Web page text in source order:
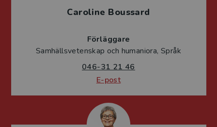
Caroline Boussard
Förläggare
Samhällsvetenskap och humaniora, Språk
046-31 21 46
E-post